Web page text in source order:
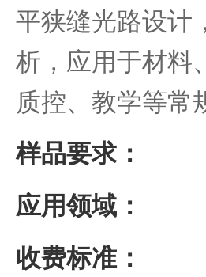
平狭缝光路设计
析，应用于材料
质控、教学等常
样品要求：
应用领域：
收费标准：